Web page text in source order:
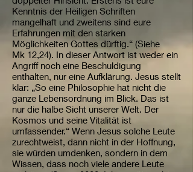
Kenntnis der Heiligen Schriften
mangelhaft und zweitens sind eure
Erfahrungen mit den starken
Möglichkeiten Gottes dürftig.“ (Siehe
Mk 12,24). In dieser Antwort ist weder ein
Angriff noch eine Beschuldigung
enthalten, nur eine Aufklärung. Jesus stellt
klar: „So eine Philosophie hat nicht die
ganze Lebensordnung im Blick. Das ist
nur die halbe Sicht unserer Welt. Der
Kosmos und seine Vitalität ist
umfassender.“ Wenn Jesus solche Leute
zurechtweist, dann nicht in der Hoffnung,
sie würden umdenken, sondern in dem
Wissen, dass noch viele andere Leute